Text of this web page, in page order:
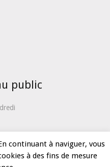
public
en cas d'urgence, vous
continuant à naviguer, vous
à des fins de mesure